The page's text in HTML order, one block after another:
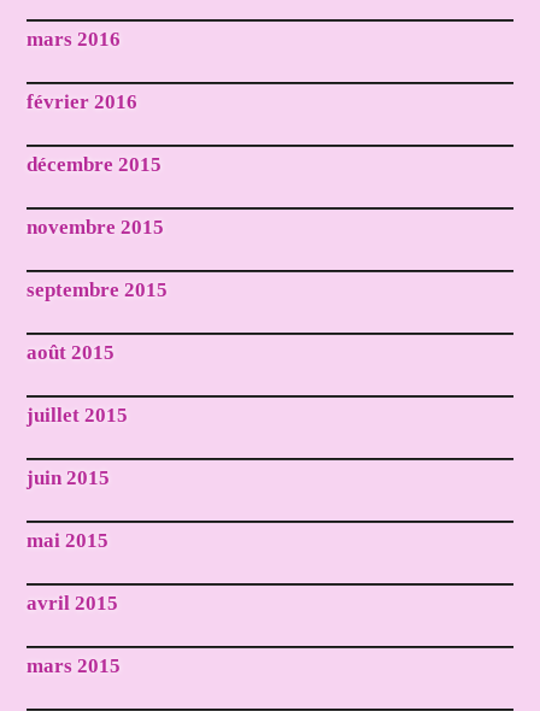
mars 2016
février 2016
décembre 2015
novembre 2015
septembre 2015
août 2015
juillet 2015
juin 2015
mai 2015
avril 2015
mars 2015